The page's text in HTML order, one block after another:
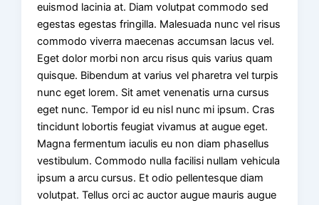
euismod lacinia at. Diam volutpat commodo sed
egestas egestas fringilla. Malesuada nunc vel risus
commodo viverra maecenas accumsan lacus vel.
Eget dolor morbi non arcu risus quis varius quam
quisque. Bibendum at varius vel pharetra vel turpis
nunc eget lorem. Sit amet venenatis urna cursus
eget nunc. Tempor id eu nisl nunc mi ipsum. Cras
tincidunt lobortis feugiat vivamus at augue eget.
Magna fermentum iaculis eu non diam phasellus
vestibulum. Commodo nulla facilisi nullam vehicula
ipsum a arcu cursus. Et odio pellentesque diam
volutpat. Tellus orci ac auctor augue mauris augue